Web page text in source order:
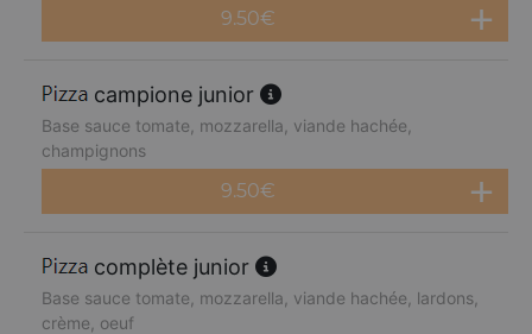
9.50€
campione junior
Base sauce tomate, mozzarella, viande hachée,
champignons
9.50€
complète junior
Base sauce tomate, mozzarella, viande hachée, lardons,
crème, oeuf